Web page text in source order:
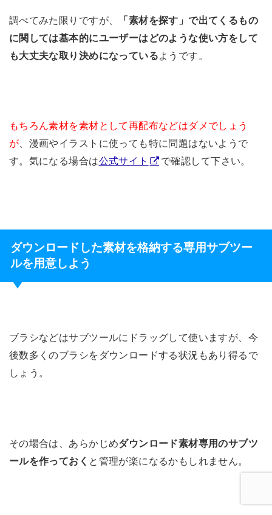
調べてみた限りですが、
「素材を探す」で出てくるもの
に関しては基本的にユーザーはどのような使い方をして
も大丈夫な取り決めになっているようです。
もちろん素材を素材として再配布などはダメでしょう
が 、漫画やイラストに使っても特に問題はないようで
す。気になる場合は公式サイト で確認して下さい。
ダウンロードした素材を格納する専用サブツー
ルを用意しよう
ブラシなどはサブツールにドラッグして使いますが、今
後数多くのブラシをダウンロードする状況もあり得るで
しょう。
その場合は、あらかじめダウンロード素材専用のサブツ
ールを作っておく と管理が楽になるかもしれません。